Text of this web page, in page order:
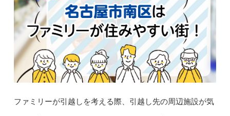
ファミリーが引越しを考える際、引越し先の周辺施設が気